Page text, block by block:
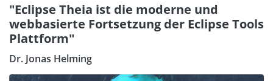
"Eclipse Theia ist die moderne und
webbasierte Fortsetzung der Eclipse Tools
Plattform"
Dr. Jonas Helming